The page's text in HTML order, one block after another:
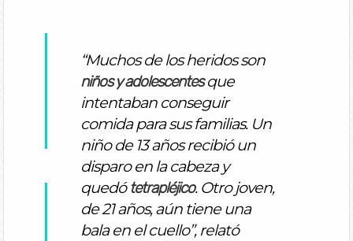
“Muchos de los heridos son
niños y adolescentesque
intentaban conseguir
comida para sus familias. Un
niño de 13 años recibió un
disparo en la cabeza y
quedótetrapléjico. Otro joven,
de 21 años, aún tiene una
bala en el cuello”, relató